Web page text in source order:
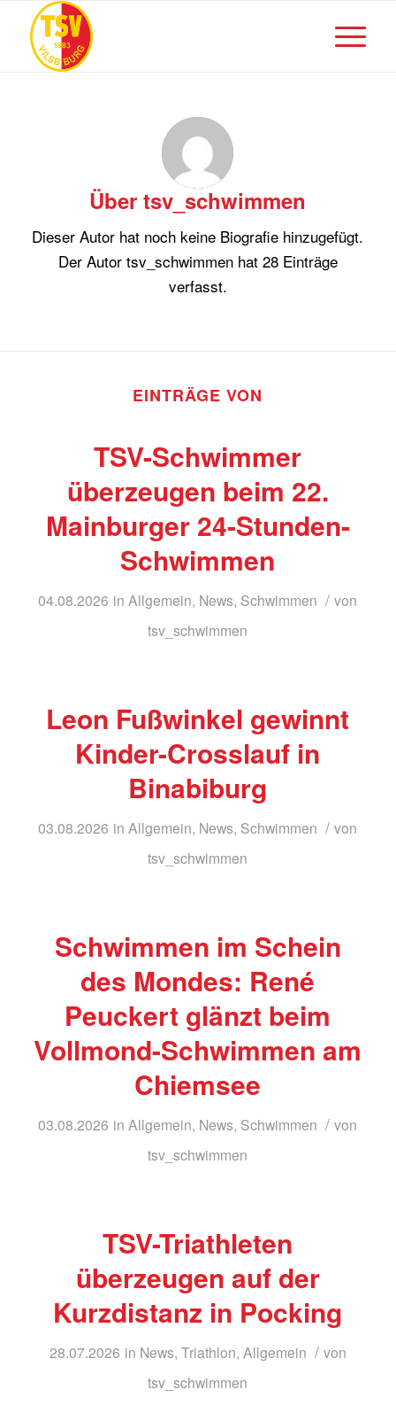
Übertsv_schwimmen
Dieser Autor hat noch keine Biografie hinzugefügt.
Der Autor tsv_schwimmenhat 28 Einträge
verfasst.
EINTRÄGE VON
TSV-Schwimmer
überzeugen beim 22.
Mainburger 24-Stunden-
Schwimmen
04.08.2026 in Allgemein, News, Schwimmen / von
tsv_schwimmen
Leon Fußwinkel gewinnt
Kinder-Crosslauf in
Binabiburg
03.08.2026 in Allgemein, News, Schwimmen / von
tsv_schwimmen
Schwimmen im Schein
des Mondes: René
Peuckert glänzt beim
Vollmond-Schwimmen am
Chiemsee
03.08.2026 in Allgemein, News, Schwimmen / von
tsv_schwimmen
TSV-Triathleten
überzeugen auf der
Kurzdistanz in Pocking
28.07.2026 in News, Triathlon, Allgemein / von
tsv_schwimmen